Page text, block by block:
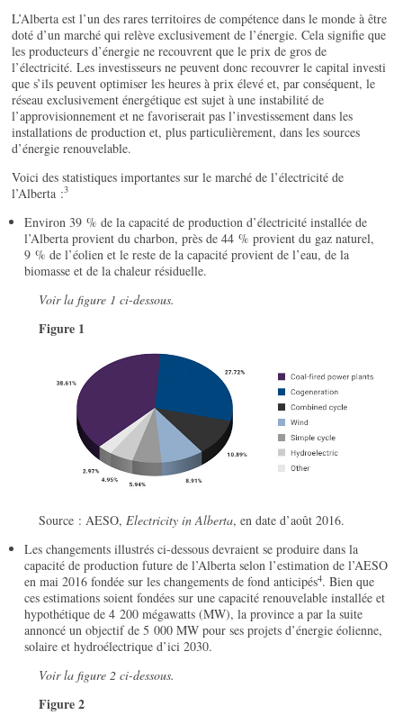
L’Alberta est l’un des rares territoires de compétence dans le monde à être
doté d’un marché qui relève exclusivement de l’énergie. Cela signifie que
les producteurs d’énergie ne recouvrent que le prix de gros de
l’électricité. Les investisseurs ne peuvent donc recouvrer le capital investi
que s’ils peuvent optimiser les heures à prix élevé et, par conséquent, le
réseau exclusivement énergétique est sujet à une instabilité de
l’approvisionnement et ne favoriserait pas l’investissement dans les
installations de production et, plus particulièrement, dans les sources
d’énergie renouvelable.
Voici des statistiques importantes sur le marché de l’électricité de
l’Alberta :3
Environ 39 % de la capacité de production d’électricité installée de
l’Alberta provient du charbon, près de 44 % provient du gaz naturel,
9 % de l’éolien et le reste de la capacité provient de l’eau, de la
biomasse et de la chaleur résiduelle.
Voir la figure 1 ci-dessous.
Figure 1
Source : AESO,Electricity in Alberta, en date d’août 2016.
Les changements illustrés ci-dessous devraient se produire dans la
capacité de production future de l’Alberta selon l’estimation de l’AESO
en mai 2016 fondée sur les changements de fond anticipés4. Bien que
ces estimations soient fondées sur une capacité renouvelable installée et
hypothétique de 4 200 mégawatts (MW), la province a par la suite
annoncé un objectif de 5 000 MW pour ses projets d’énergie éolienne,
solaire et hydroélectrique d’ici 2030.
Voir la figure 2 ci-dessous.
Figure 2